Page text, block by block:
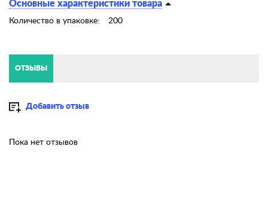
Основные характеристики товара
Количество в упаковке: 200
ОТЗЫВЫ
Добавить отзыв
Пока нет отзывов